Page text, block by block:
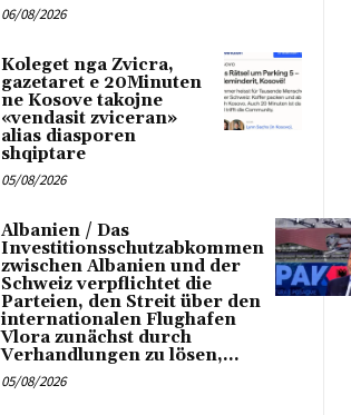
06/08/2026
Koleget nga Zvicra,
gazetaret e 20Minuten
ne Kosove takojne
«vendasit zviceran»
alias diasporen
shqiptare
05/08/2026
Albanien / Das
Investitionsschutzabkommen
zwischen Albanien und der
Schweiz verpflichtet die
Parteien, den Streit über den
internationalen Flughafen
Vlora zunächst durch
Verhandlungen zu lösen,...
05/08/2026